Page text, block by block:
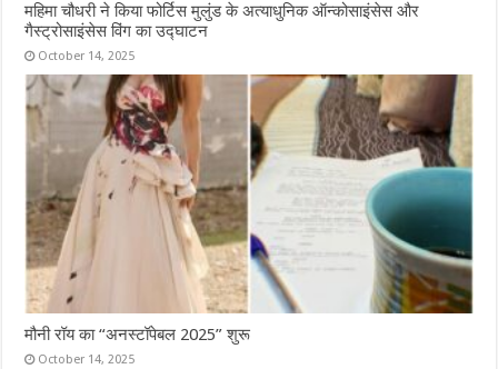
महिमा चौधरी ने किया फोर्टिस मुलुंड के अत्याधुनिक ऑन्कोसाइंसेस और
गैस्ट्रोसाइंसेस विंग का उद्घाटन
October 14, 2025
मौनी रॉय का “अनस्टॉपेबल 2025” शुरू
October 14, 2025